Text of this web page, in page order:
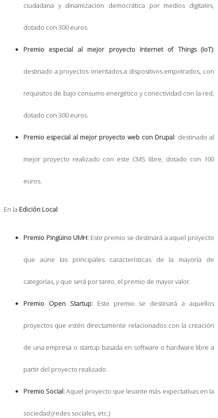
ciudadana y dinamización democrática por medios digitales,
dotado con 300 euros.
Premio especial al mejor proyecto Internet of Things (IoT):
destinado a proyectos orientados a dispositivos empotrados, con
requisitos de bajo consumo energético y conectividad con la red,
dotado con 300 euros.
Premio especial al mejor proyecto web con Drupal: destinado al
mejor proyecto realizado con este CMS libre, dotado con 100
euros.
En la Edición Local:
Premio Pingüino UMH: Este premio se destinará a aquel proyecto
que aúne las principales características de la mayoría de
categorías, y que será por tanto, el premio de mayor valor.
Premio Open Startup:Este premio se destinará a aquellos
proyectos que estén directamente relacionados con la creación
de una empresa o startup basada en software o hardware libre a
partir del proyecto realizado.
Premio Social:Aquel proyecto que levante más expectativas en la
sociedad (redes sociales, etc.)